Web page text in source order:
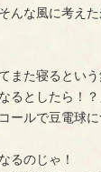
んな風に考え
た寝るという
としたら！？
ールで豆電球
るのじゃ！